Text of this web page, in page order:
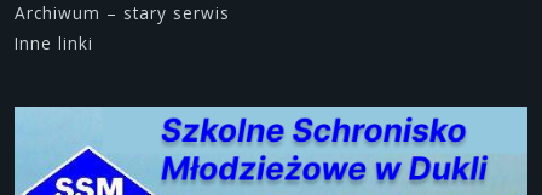
Archiwum – stary serwis
Inne linki